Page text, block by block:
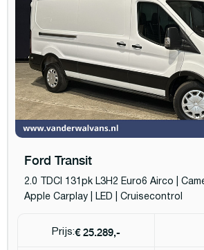
Ford Transit
2.0 TDCI 131pk L3H2 Euro6 Airco |
Apple Carplay | LED | Cruisecontrol
Prijs:€ 25.289,-